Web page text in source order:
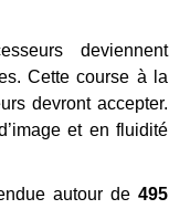
deviennent
Cette course à la
devront accepter.
et en fluidité
autour de495